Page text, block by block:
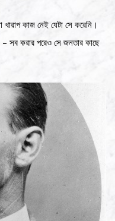
কাজ নেই যেটা সে করেনি।
– সব করার পরেও সে জনতার কাছে